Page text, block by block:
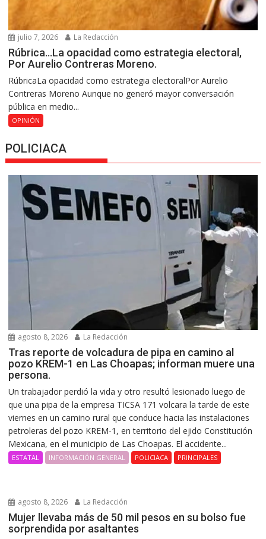
julio 7, 2026 La Redacción
Rúbrica…La opacidad como estrategia electoral,
Por Aurelio Contreras Moreno.
RúbricaLa opacidad como estrategia electoralPor Aurelio
Contreras Moreno Aunque no generó mayor conversación
pública en medio...
OPINIÓN
POLICIACA
agosto 8, 2026 La Redacción
Tras reporte de volcadura de pipa en camino al
pozo KREM-1 en Las Choapas; informan muere una
persona.
Un trabajador perdió la vida y otro resultó lesionado luego de
que una pipa de la empresa TICSA 171 volcara la tarde de este
viernes en un camino rural que conduce hacia las instalaciones
petroleras del pozo KREM-1, en territorio del ejido Constitución
Mexicana, en el municipio de Las Choapas. El accidente...
ESTATAL INFORMACIÓN GENERAL POLICIACA PRINCIPALES
agosto 8, 2026 La Redacción
Mujer llevaba más de 50 mil pesos en su bolso fue
sorprendida por asaltantes